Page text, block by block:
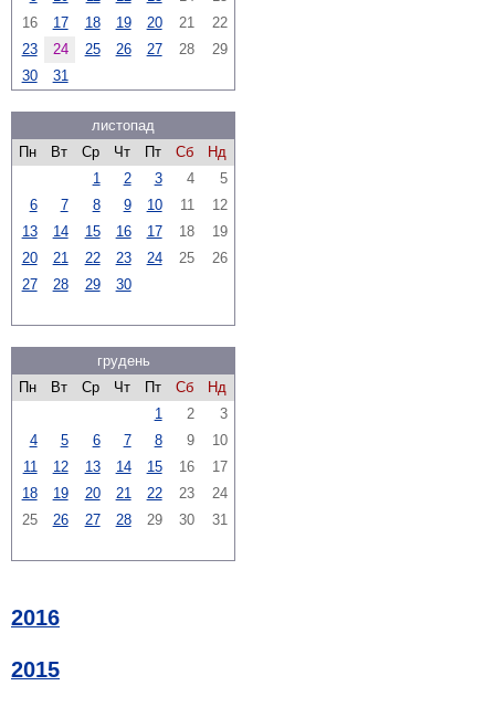
16
17 18 19 20 21
22
23
24 25 26 27 28
29
30
31
листопад
Пн
Вт Ср Чт Пт Сб
Нд
1
2 3 4
5
6
7 8 9 10 11
12
13
14 15 16 17 18
19
20
21 22 23 24 25
26
27
28 29 30
грудень
Пн
Вт Ср Чт Пт Сб
Нд
1
2
3
4
5 6 7 8 9
10
11
12 13 14 15 16
17
18
19 20 21 22 23
24
25
26 27 28 29 30 31
2016
2015